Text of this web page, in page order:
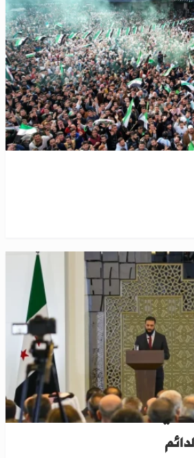
صلاحيات ثلاث سلطات
وثيقة انتقالية وليس